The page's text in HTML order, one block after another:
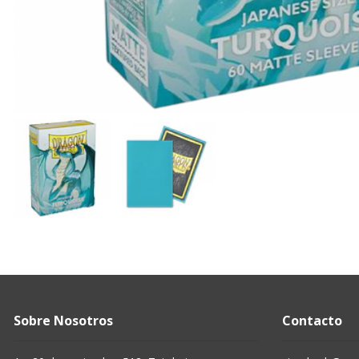
Sobre Nosotros Contacto